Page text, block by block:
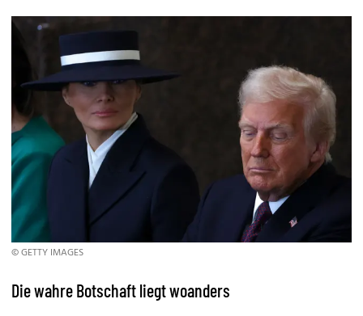
© GETTY IMAGES
Die wahre Botschaft liegt woanders